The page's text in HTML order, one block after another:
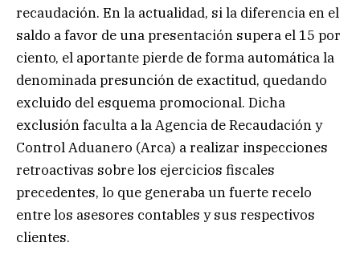
recaudación. En la actualidad, si la diferencia en el
saldo a favor de una presentación supera el 15 por
ciento, el aportante pierde de forma automática la
denominada presunción de exactitud, quedando
excluido del esquema promocional. Dicha
exclusión faculta a la Agencia de Recaudación y
Control Aduanero (Arca) a realizar inspecciones
retroactivas sobre los ejercicios fiscales
precedentes, lo que generaba un fuerte recelo
entre los asesores contables y sus respectivos
clientes.